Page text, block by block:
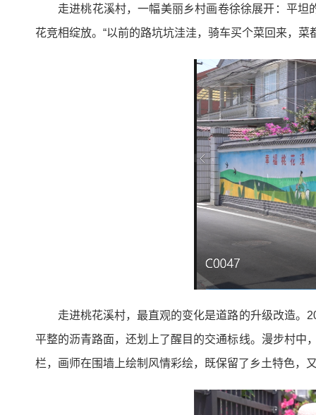
走进桃花溪村，一幅美丽乡村画卷徐徐展开：平
花竞相绽放。“以前的路坑坑洼洼，骑车买个菜回来，
走进桃花溪村，最直观的变化是道路的升级改造。
平整的沥青路面，还划上了醒目的交通标线。漫步村中
栏，画师在围墙上绘制风情彩绘，既保留了乡土特色，